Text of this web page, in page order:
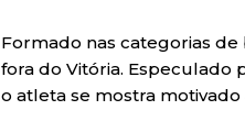
Formado nas categorias
fora do Vitória. Especulado
o atleta se mostra